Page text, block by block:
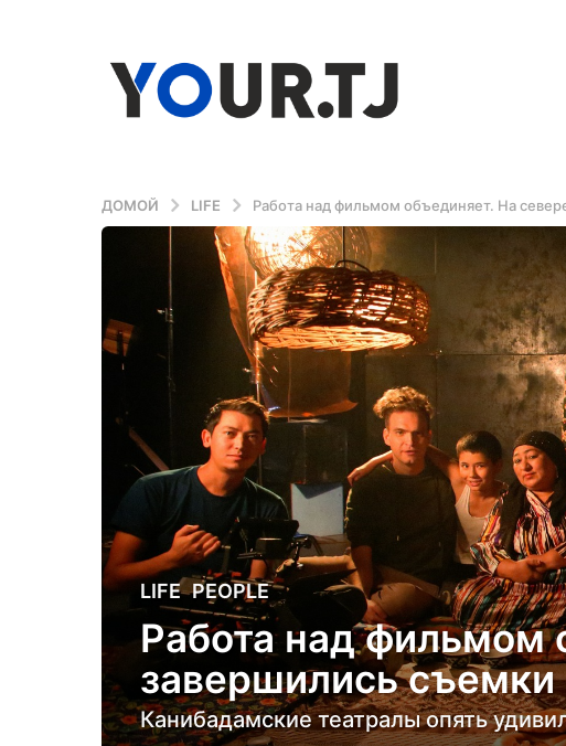
ДОМОЙ LIFE Работа над фильмом объединяет. На
4
г
о
д
а
н
LIFE ,PEOPLE
Работа над фильмом
завершились
Канибадамские театралы опять